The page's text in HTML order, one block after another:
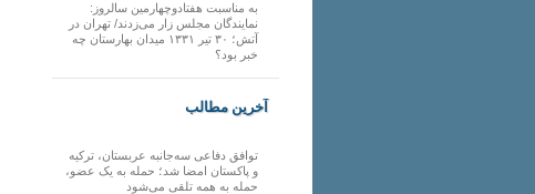
به مناسبت هفتادوچهارمین سالروز:
نمایندگان مجلس زار می‌زدند/ تهران در
آتش؛ ۳۰ تیر ۱۳۳۱ میدان بهارستان چه
خبر بود؟
آخرین مطالب
توافق دفاعی سه‌جانبه عربستان، ترکیه
و پاکستان امضا شد؛ حمله به یک عضو،
حمله به همه تلقی می‌شود